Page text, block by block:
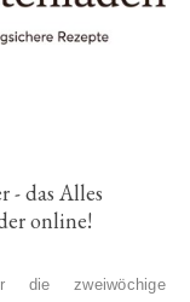
- das Alles
online!
die zweiwöchige